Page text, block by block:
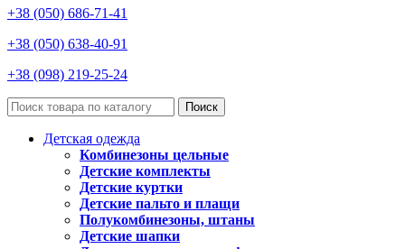
+38 (050) 686-71-41
+38 (050) 638-40-91
+38 (098) 219-25-24
Поиск
Детская одежда
Комбинезоны цельные
Детские комплекты
Детские куртки
Детские пальто и плащи
Полукомбинезоны, штаны
Детские шапки